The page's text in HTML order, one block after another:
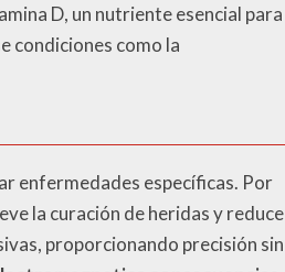
D, un nutriente esencial para
condiciones como la
enfermedades específicas. Por
la curación de heridas y reduce
proporcionando precisión sin